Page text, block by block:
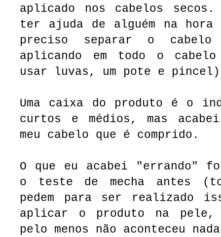
aplicado nos cabelos
ter ajuda de alguém na
preciso separar o
aplicando em todo o
usar luvas, um pote e
Uma caixa do produto é o
curtos e médios, mas
meu cabelo que é comprido.
O que eu acabei "errando"
o teste de mecha antes
pedem para ser realizado
aplicar o produto na pele,
pelo menos não aconteceu